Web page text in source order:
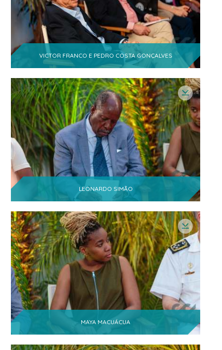
VICTOR FRANCO E PEDRO COSTA GONÇALVES
LEONARDO SIMÃO
MAYA MACUÁCUA